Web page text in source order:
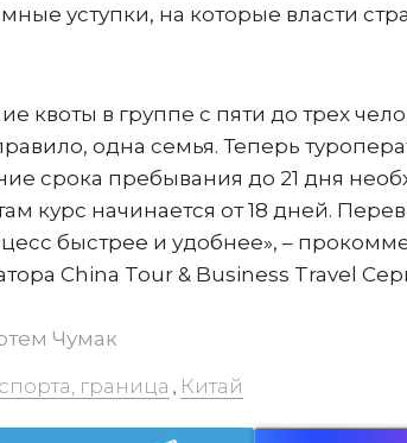
уступки, на которые власти
квоты в группе с пяти до трех
одна семья. Теперь
срока пребывания до 21 дня
курс начинается от 18 дней.
быстрее и удобнее», –
China Tour & Business Travel
Чумак
граница , Китай